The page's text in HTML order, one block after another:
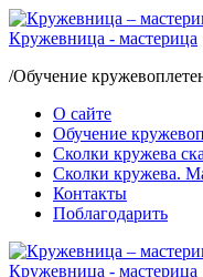
Перейти
к
Кружевница - мастерица
/Обучение
О сайте
Обучение
Сколки кружева
Сколки кружева.
Контакты
Поблагодарить
Кружевница - мастерица